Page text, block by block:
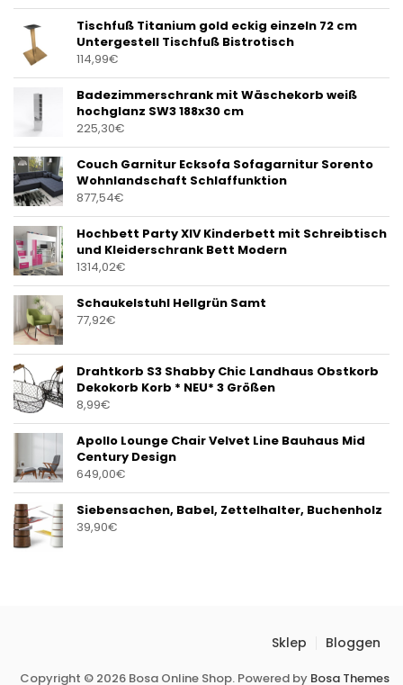
Tischfuß Titanium gold eckig einzeln 72 cm
Untergestell Tischfuß Bistrotisch
114,99€
Badezimmerschrank mit Wäschekorb weiß
hochglanz SW3 188x30 cm
225,30€
Couch Garnitur Ecksofa Sofagarnitur Sorento
Wohnlandschaft Schlaffunktion
877,54€
Hochbett Party XIV Kinderbett mit Schreibtisch
und Kleiderschrank Bett Modern
1314,02€
Schaukelstuhl Hellgrün Samt
77,92€
Drahtkorb S3 Shabby Chic Landhaus Obstkorb
Dekokorb Korb * NEU* 3 Größen
8,99€
Apollo Lounge Chair Velvet Line Bauhaus Mid
Century Design
649,00€
Siebensachen, Babel, Zettelhalter, Buchenholz
39,90€
Sklep Bloggen
Copyright © 2026 Bosa Online Shop. Powered by Bosa Themes